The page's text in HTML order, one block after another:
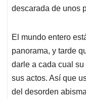
descarada de unos
El mundo entero
panorama, y tarde
darle a cada cual
sus actos. Así que
del desorden